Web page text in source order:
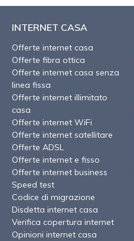
INTERNET CASA
Offerte internet casa
Offerte fibra ottica
Offerte internet casa senza
linea fissa
Offerte internet illimitato
casa
Offerte internet WiFi
Offerte internet satellitare
Offerte ADSL
Offerte internet e fisso
Offerte internet business
Speed test
Codice di migrazione
Disdetta internet casa
Verifica copertura internet
Opinioni internet casa